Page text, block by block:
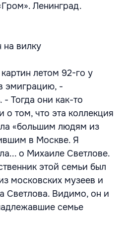
Ленинград.
вилку
летом 92-го у
эмиграцию, -
- Тогда они как-то
о том, что эта коллекция
«большим людям из
в Москве. Я
о Михаиле Светлове.
этой семьи был
московских музеев и
Светлова. Видимо, он и
семье